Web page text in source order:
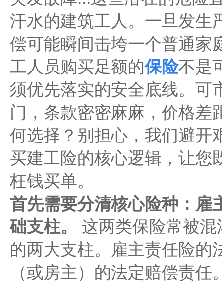
汗水的建筑工人。一旦发生
偿可能瞬间击垮一个普通家
工人员购买足额的保险不是
须优先落实的安全底线。可
门，条款密密麻麻，价格差
何选择？别担心，我们避开
买建工险的核心逻辑，让您
枉钱买单。
首先需要分清核心险种：雇
础支柱。
这两类保险常被
的两大支柱。雇主责任险的
（或房主）的法定赔偿责